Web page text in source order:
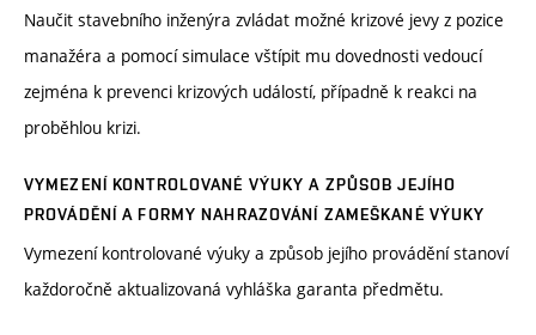
Naučit stavebního inženýra zvládat možné krizové jevy z pozice
manažéra a pomocí simulace vštípit mu dovednosti vedoucí
zejména k prevenci krizových událostí, případně k reakci na
proběhlou krizi.
VYMEZENÍ KONTROLOVANÉ VÝUKY A ZPŮSOB JEJÍHO
PROVÁDĚNÍ A FORMY NAHRAZOVÁNÍ ZAMEŠKANÉ VÝUKY
Vymezení kontrolované výuky a způsob jejího provádění stanoví
každoročně aktualizovaná vyhláška garanta předmětu.